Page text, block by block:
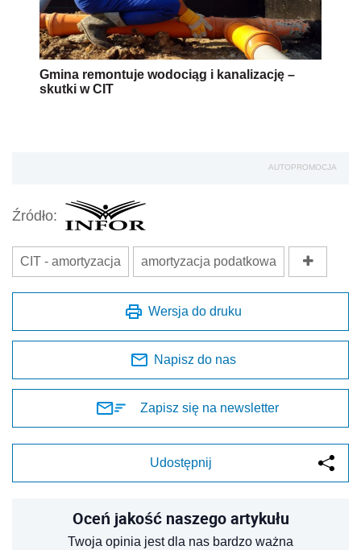
Gmina remontuje wodociąg i kanalizację –
skutki w CIT
AUTOPROMOCJA
Źródło:
CIT - amortyzacja amortyzacja podatkowa
Wersja do druku
Napisz do nas
Zapisz się na newsletter
Udostępnij
Oceń jakość naszego artykułu
Twoja opinia jest dla nas bardzo ważna